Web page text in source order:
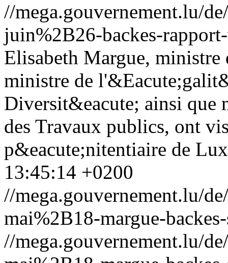
//mega.gouvernement.lu/
juin%2B26-backes-
Elisabeth Margue, ministre
ministre de
Diversit&eacute; ainsi que
des Travaux publics, ont
p&eacute;nitentiaire de
13:45:14 +0200
//mega.gouvernement.lu/
mai%2B18-margue-
//mega.gouvernement.lu/